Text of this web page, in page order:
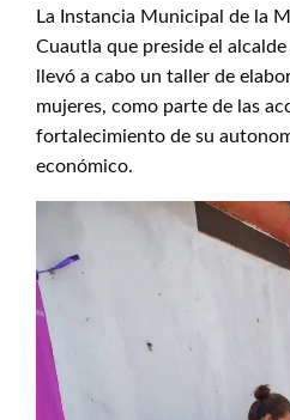
La Instancia Municipal de la
Cuautla que preside el
llevó a cabo un taller de
mujeres, como parte de las
fortalecimiento de su
económico.